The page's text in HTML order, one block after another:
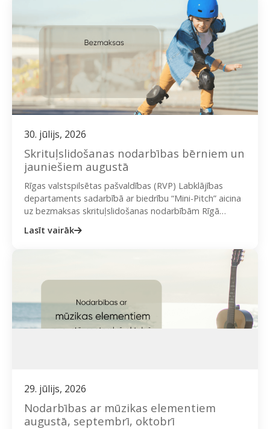
30. jūlijs, 2026
Skrituļslidošanas nodarbības bērniem un
jauniešiem augustā
Rīgas valstspilsētas pašvaldības (RVP) Labklājības
departaments sadarbībā ar biedrību “Mini-Pitch” aicina
uz bezmaksas skrituļslidošanas nodarbībām Rīgā
veicināt…
Lasīt vairāk
29. jūlijs, 2026
Nodarbības ar mūzikas elementiem
augustā, septembrī, oktobrī